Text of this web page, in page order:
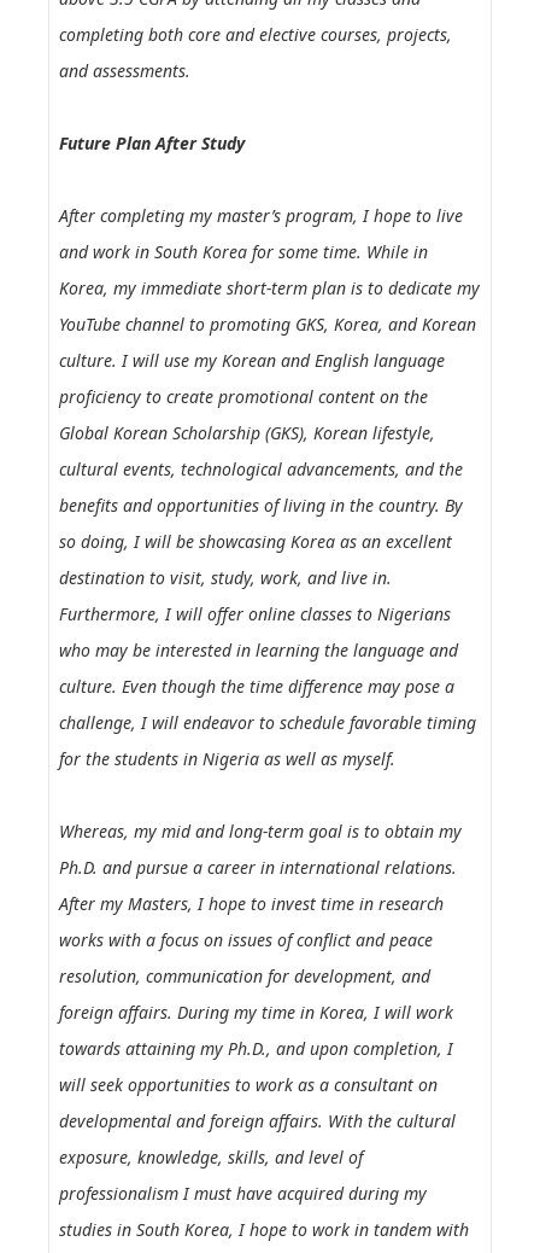
completing both core and elective courses, projects,
and assessments.
Future Plan After Study
After completing my master’s program, I hope to live
and work in South Korea for some time. While in
Korea, my immediate short-term plan is to dedicate my
YouTube channel to promoting GKS, Korea, and Korean
culture. I will use my Korean and English language
proficiency to create promotional content on the
Global Korean Scholarship (GKS), Korean lifestyle,
cultural events, technological advancements, and the
benefits and opportunities of living in the country. By
so doing, I will be showcasing Korea as an excellent
destination to visit, study, work, and live in.
Furthermore, I will offer online classes to Nigerians
who may be interested in learning the language and
culture. Even though the time difference may pose a
challenge, I will endeavor to schedule favorable timing
for the students in Nigeria as well as myself.
Whereas, my mid and long-term goal is to obtain my
Ph.D. and pursue a career in international relations.
After my Masters, I hope to invest time in research
works with a focus on issues of conflict and peace
resolution, communication for development, and
foreign affairs. During my time in Korea, I will work
towards attaining my Ph.D., and upon completion, I
will seek opportunities to work as a consultant on
developmental and foreign affairs. With the cultural
exposure, knowledge, skills, and level of
professionalism I must have acquired during my
studies in South Korea, I hope to work in tandem with